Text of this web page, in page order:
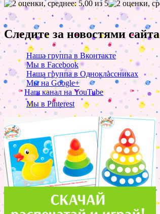
Следите за новостями сайта
Наша группа в Вконтакте
Мы в Facebook
Наша группа в Одноклассниках
Мы на Google+
Наш канал на YouTube
Мы в Pinterest